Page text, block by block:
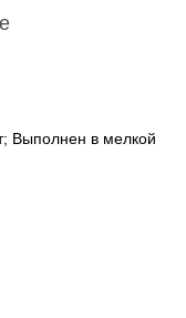
Выполнен в мелкой